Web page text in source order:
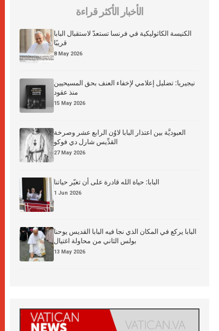
الأخبار الأكثر قراءة
الكنيسة الكاثوليكية في فرنسا تستعدّ لاستقبال البابا
قريبًا
8 May 2026
نيجيريا: تضليل إعلامي لإخفاء العنف بحق المسيحيين
منذ عقود
15 May 2026
العبوديَّة بين اعتذار البابا لاوُن الرابع عشر وصرخة
القدِّيس شارل دي فوكو
27 May 2026
البابا: حياة الله قادرة على أن تغيّر حياتنا
1 Jun 2026
البابا يركع في المكان الذي نجا فيه البابا القديس يوحنا
بولس الثاني من محاولة اغتيال
13 May 2026